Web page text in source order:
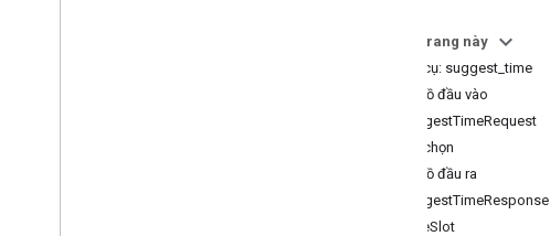
Trên trang này
Công cụ: suggest_time
Giản đồ đầu vào
SuggestTimeRequest
Tùy chọn
Giản đồ đầu ra
SuggestTimeResponse
TimeSlot